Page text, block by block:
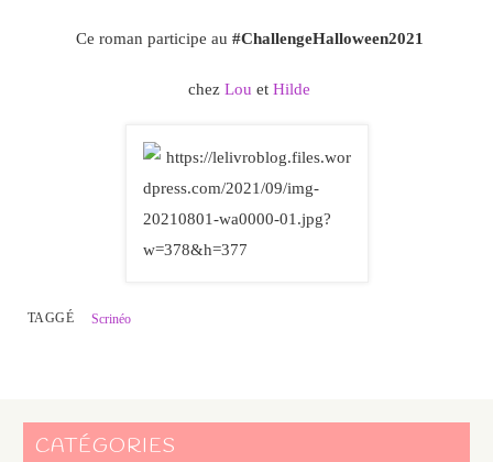
Ce roman participe au #ChallengeHalloween2021
chez Lou et Hilde
TAGGÉ Scrinéo
CATÉGORIES